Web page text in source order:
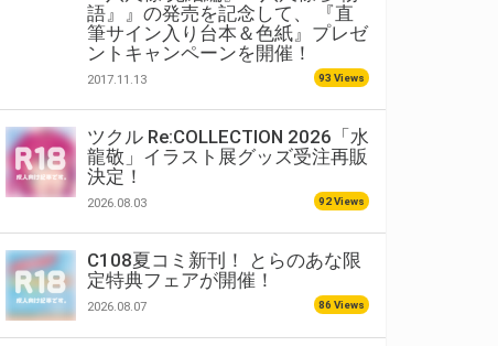
語』』の発売を記念して、 『直
筆サイン入り台本＆色紙』プレゼ
ントキャンペーンを開催！
2017.11.13 93 Views
ツクル Re:COLLECTION 2026「水
龍敬」イラスト展グッズ受注再販
決定！
2026.08.03 92 Views
C108夏コミ新刊！ とらのあな限
定特典フェアが開催！
2026.08.07 86 Views